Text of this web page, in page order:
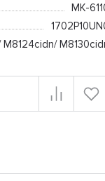
MK-